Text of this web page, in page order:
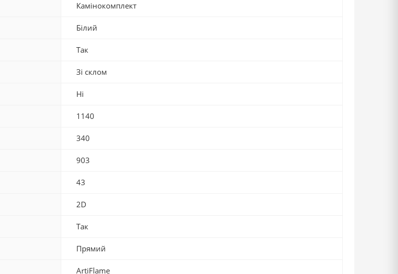
Камінокомплект
Білий
Так
Зі склом
Ні
1140
340
903
43
2D
Так
Прямий
ArtiFlame